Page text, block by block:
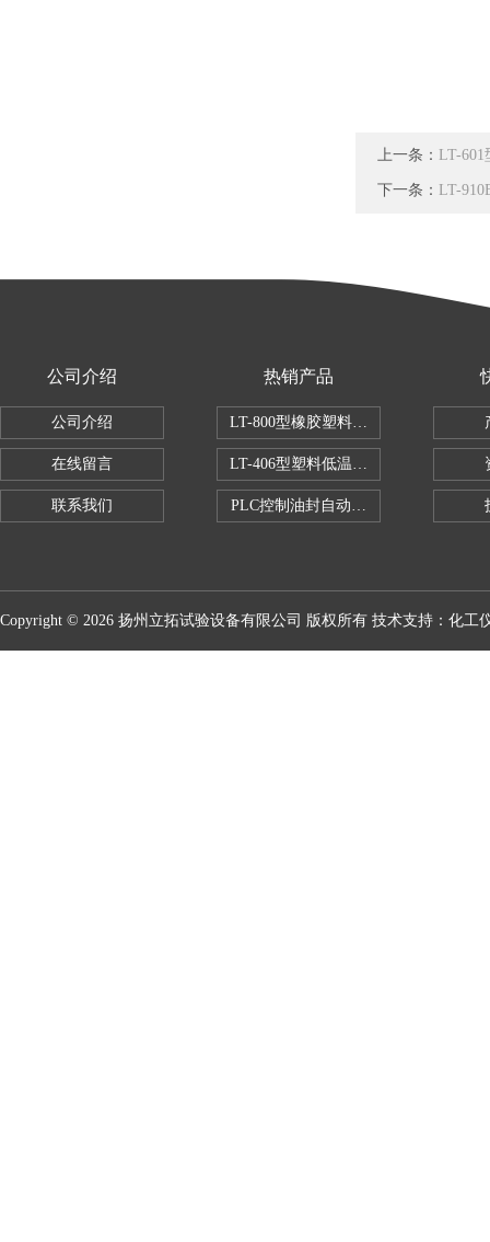
上一条： LT-
下一条： LT-
公司介绍
公司介绍
在线留言
联系我们
热销产品
LT-800型橡胶塑料拉伸试验机
LT-406型塑料低温脆性试验机
PLC控制油封自动修边机
Copyright © 2026 扬州立拓试验设备有限公司 版权所有 技术支持： 化工